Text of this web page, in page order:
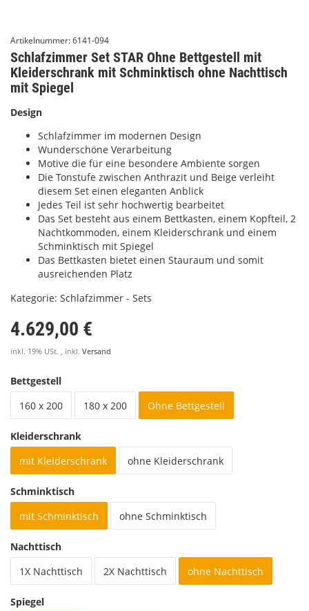
Artikelnummer:6141-094
Schlafzimmer Set STAR Ohne Bettgestell mit
Kleiderschrank mit Schminktisch ohne Nachttisch
mit Spiegel
Design
Schlafzimmer im modernen Design
Wunderschöne Verarbeitung
Motive die für eine besondere Ambiente sorgen
Die Tonstufe zwischen Anthrazit und Beige verleiht
diesem Set einen eleganten Anblick
Jedes Teil ist sehr hochwertig bearbeitet
Das Set besteht aus einem Bettkasten, einem Kopfteil, 2
Nachtkommoden, einem Kleiderschrank und einem
Schminktisch mit Spiegel
Das Bettkasten bietet einen Stauraum und somit
ausreichenden Platz
Kategorie: Schlafzimmer - Sets
4.629,00 €
inkl. 19% USt. , inkl. Versand
Bettgestell
160 x 200
180 x 200 Ohne Bettgestell
Kleiderschrank
mit Kleiderschrank
ohne Kleiderschrank
Schminktisch
mit Schminktisch
ohne Schminktisch
Nachttisch
1X Nachttisch
2X Nachttisch ohne Nachttisch
Spiegel